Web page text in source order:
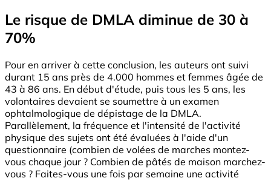
Le risque de DMLA diminue de 30 à
70%
Pour en arriver à cette conclusion, les auteurs ont suivi
durant 15 ans près de 4.000 hommes et femmes âgée de
43 à 86 ans. En début d'étude, puis tous les 5 ans, les
volontaires devaient se soumettre à un examen
ophtalmologique de dépistage de la DMLA.
Parallèlement, la fréquence et l'intensité de l'activité
physique des sujets ont été évaluées à l'aide d'un
questionnaire (combien de volées de marches montez-
vous chaque jour ? Combien de pâtés de maison marchez-
vous ? Faites-vous une fois par semaine une activité